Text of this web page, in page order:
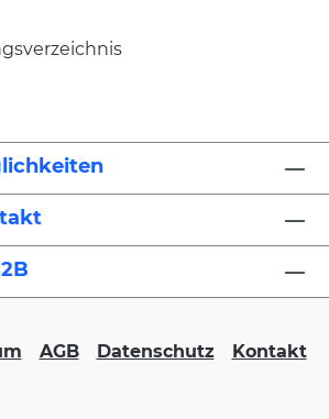
AGB Datenschutz Kontakt